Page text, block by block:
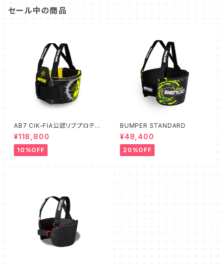
セール中の商品
AB7 CIK-FIA公認リブプロテク
ター
¥118,800
10%OFF
BUMPER STANDARD
¥48,400
20%OFF